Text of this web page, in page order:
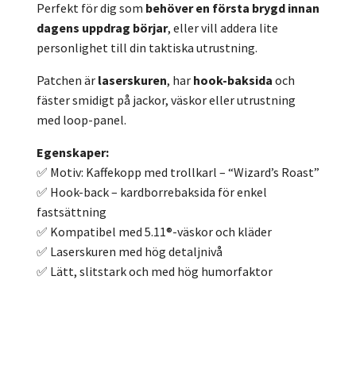
Perfekt för dig som behöver en första brygd innan
dagens uppdrag börjar, eller vill addera lite
personlighet till din taktiska utrustning.
Patchen är laserskuren, har hook-baksida och
fäster smidigt på jackor, väskor eller utrustning
med loop-panel.
Egenskaper:
✅ Motiv: Kaffekopp med trollkarl – “Wizard’s Roast”
✅ Hook-back – kardborrebaksida för enkel
fastsättning
✅ Kompatibel med 5.11®-väskor och kläder
✅ Laserskuren med hög detaljnivå
✅ Lätt, slitstark och med hög humorfaktor